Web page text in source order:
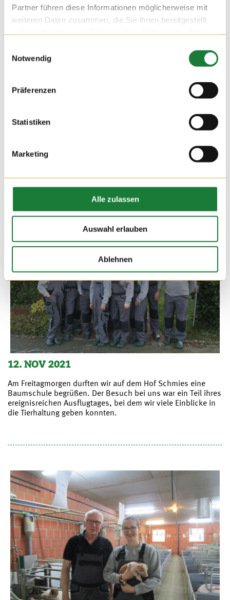
Partner führen diese Informationen möglicherweise mit
weiteren Daten zusammen, die Sie ihnen bereitgestellt
Notwendig
Präferenzen
Statistiken
Marketing
Alle zulassen
Auswahl erlauben
Ablehnen
Wir durften am Mittwoch auf dem Hof Hatke die Klassen 4
Für die Schülerinnen und Schüler der Förderschule wurde die
Führung zu einer erlebnisreichen Stationsarbeit, bei der sie
12. NOV 2021
Am Freitagmorgen durften wir auf dem Hof Schmies eine
Baumschule begrüßen. Der Besuch bei uns war ein Teil ihres
ereignisreichen Ausflugtages, bei dem wir viele Einblicke in
die Tierhaltung geben konnten.